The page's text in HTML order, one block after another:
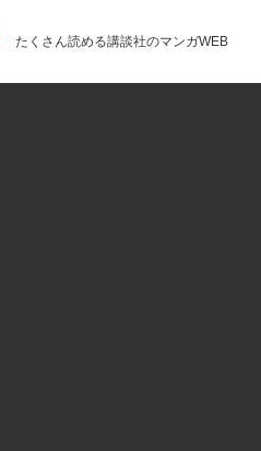
たくさん読める講談社のマンガWEB